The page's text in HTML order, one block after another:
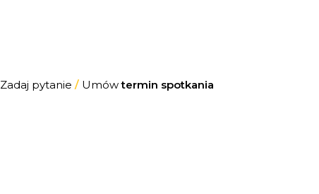
Zadaj pytanie / Umówtermin spotkania